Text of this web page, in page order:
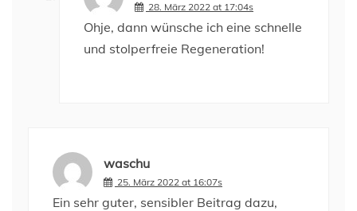
28. März 2022 at 17:04s
Ohje, dann wünsche ich eine schnelle
und stolperfreie Regeneration!
waschu
25. März 2022 at 16:07s
Ein sehr guter, sensibler Beitrag dazu,